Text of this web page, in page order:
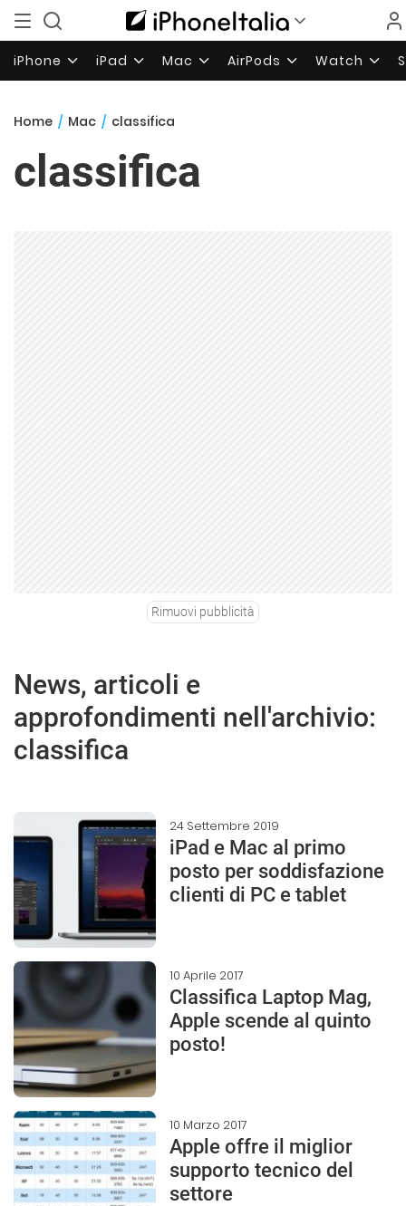
iPhone iPad Mac AirPods Watch
Home / Mac / classifica
classifica
Rimuovi pubblicità
News, articoli e
approfondimenti nell'archivio:
classifica
24 Settembre 2019
iPad e Mac al primo
posto per soddisfazione
clienti di PC e tablet
10 Aprile 2017
Classifica Laptop Mag,
Apple scende al quinto
posto!
10 Marzo 2017
Apple offre il miglior
supporto tecnico del
settore